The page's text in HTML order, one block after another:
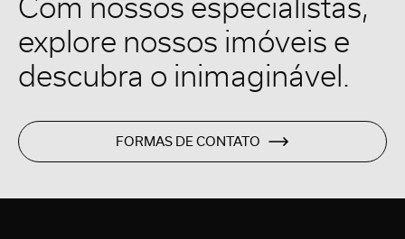
Com nossos especialistas,
explore nossos imóveis e
descubra o inimaginável.
FORMAS DE CONTATO